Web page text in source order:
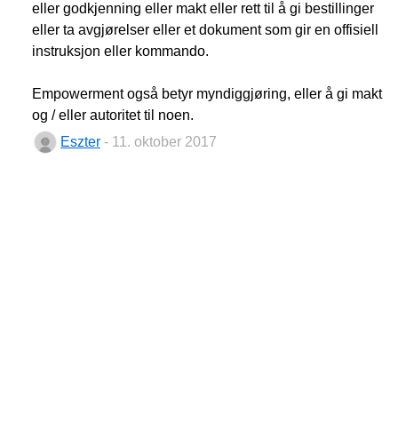
eller godkjenning eller makt eller rett til å gi bestillinger
eller ta avgjørelser eller et dokument som gir en offisiell
instruksjon eller kommando.
Empowerment også betyr myndiggjøring, eller å gi makt
og / eller autoritet til noen.
Eszter - 11. oktober 2017